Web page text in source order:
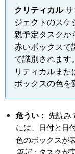
クリティカルサ
ジェクトのスケ
親予定タスクか
赤いボックスで
で識別されます
リティカルまた
ボックスの色を
危うい： 先読み
には、日付と日
色のボックスが